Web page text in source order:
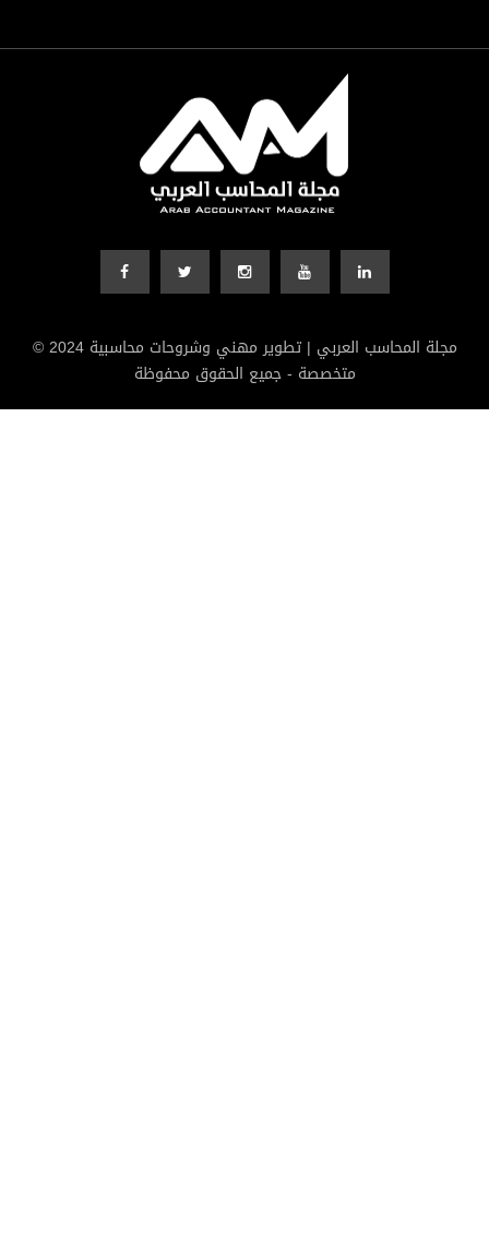
© 2024 مجلة المحاسب العربي | تطوير مهني وشروحات محاسبية
متخصصة - جميع الحقوق محفوظة